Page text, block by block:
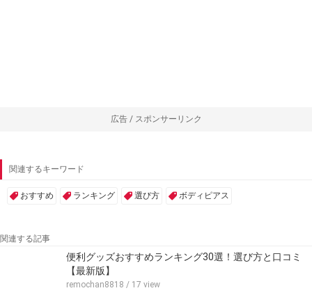
広告 / スポンサーリンク
関連するキーワード
おすすめ ランキング 選び方 ボディピアス
関連する記事
便利グッズおすすめランキング30選！選び方と口コミ
【最新版】
remochan8818 / 17 view